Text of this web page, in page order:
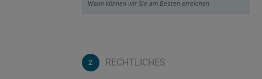
RECHTLICHES